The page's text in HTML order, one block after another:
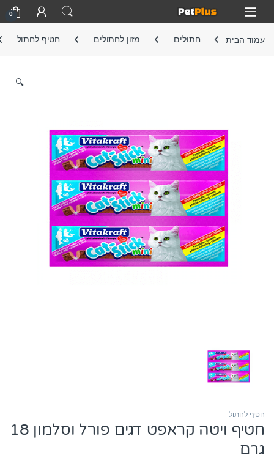
Skip to navigation
Skip to content
Open
0
עמוד הבית חתולים מזון לחתולים חטיף לחתול
🔍
חטיף לחתול
חטיף ויטה קראפט דגים פורל וסלמון 18
גרם